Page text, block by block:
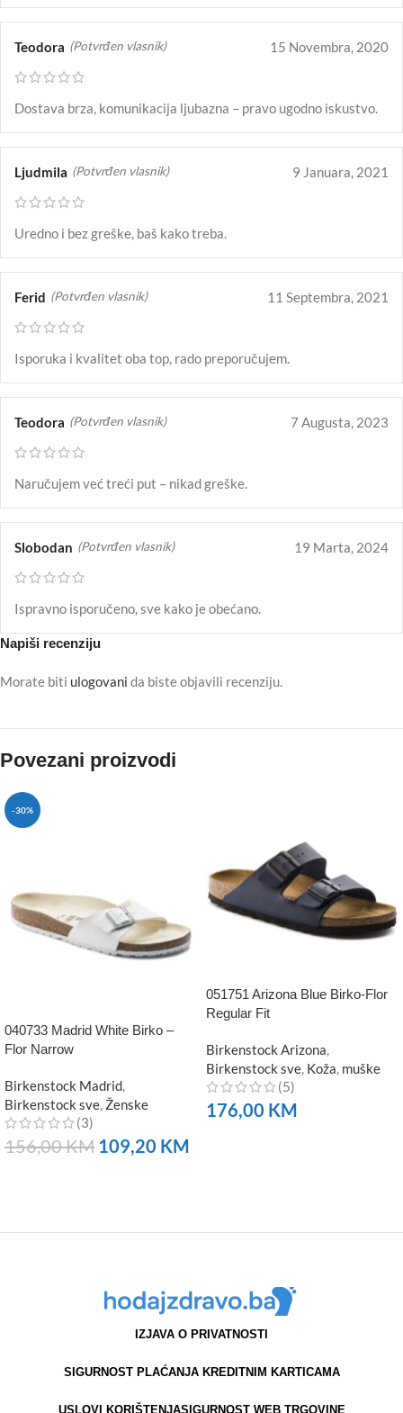
Teodora (Potvrđen vlasnik) 15 Novembra, 2020
Dostava brza, komunikacija ljubazna – pravo ugodno iskustvo.
Ljudmila (Potvrđen vlasnik) 9 Januara, 2021
Uredno i bez greške, baš kako treba.
Ferid (Potvrđen vlasnik) 11 Septembra, 2021
Isporuka i kvalitet oba top, rado preporučujem.
Teodora (Potvrđen vlasnik) 7 Augusta, 2023
Naručujem već treći put – nikad greške.
Slobodan (Potvrđen vlasnik) 19 Marta, 2024
Ispravno isporučeno, sve kako je obećano.
Napiši recenziju
Morate biti ulogovani da biste objavili recenziju.
Povezani proizvodi
-30%
040733 Madrid White Birko –
Flor Narrow
Birkenstock Madrid
Birkenstock sve Ženske
(3)
156,00KM 109,20 KM
051751 Arizona Blue Birko-Flor
Regular Fit
Birkenstock Arizona
Birkenstock sve Koža muške
(5)
176,00 KM
IZJAVA O PRIVATNOSTI
SIGURNOST PLAĆANJA KREDITNIM KARTICAMA
USLOVI KORIŠTENJASIGURNOST WEB TRGOVINE